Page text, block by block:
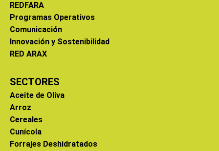
REDFARA
Programas Operativos
Comunicación
Innovación y Sostenibilidad
RED ARAX
SECTORES
Aceite de Oliva
Arroz
Cereales
Cunícola
Forrajes Deshidratados